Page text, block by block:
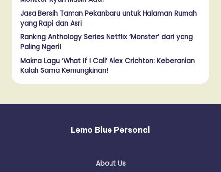
Jasa Bersih Taman Pekanbaru untuk Halaman Rumah
yang Rapi dan Asri
Ranking Anthology Series Netflix ‘Monster’ dari yang
Paling Ngeri!
Makna Lagu ‘What If I Call’ Alex Crichton: Keberanian
Kalah Sama Kemungkinan!
Lemo Blue Personal
About Us